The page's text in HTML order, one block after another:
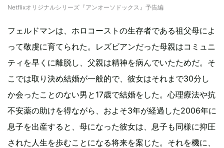
Netflixオリジナルシリーズ『アンオーソドックス』予告編
フェルドマンは、ホロコーストの生存者である祖父母によ
って敬虔に育てられた。レズビアンだった母親はコミュニ
ティを早くに離脱し、父親は精神を病んでいたためだ。そ
こでは取り決め結婚が一般的で、彼女はそれまで30分し
か会ったことのない男と17歳で結婚をした。心理療法や抗
不安薬の助けを得ながら、およそ3年が経過した2006年に
息子を出産すると、母になった彼女は、息子も同様に抑圧
された人生を歩むことになる将来を案じた。それを機に、